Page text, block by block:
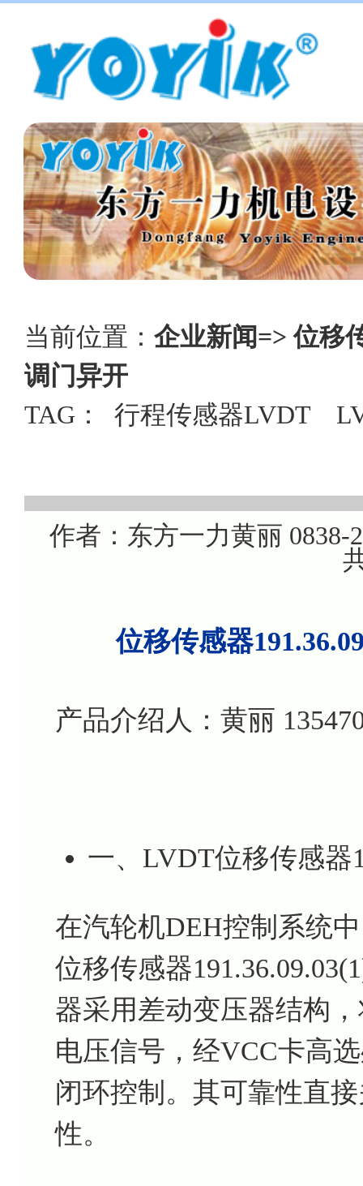
当前位置： 企业新闻=> 位移
调门异开
TAG： 行程传感器LVDT
作者：东方一力黄丽
位移传感器
产品介绍人：黄丽
一、LVDT位移传感器
在汽轮机DEH控制系统
位移传感器
器采用差动变压器结构
电压信号，经VCC卡高
闭环控制。其可靠性直
性。